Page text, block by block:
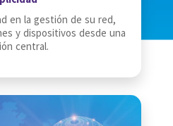
en la gestión de su red,
y dispositivos desde una
central.